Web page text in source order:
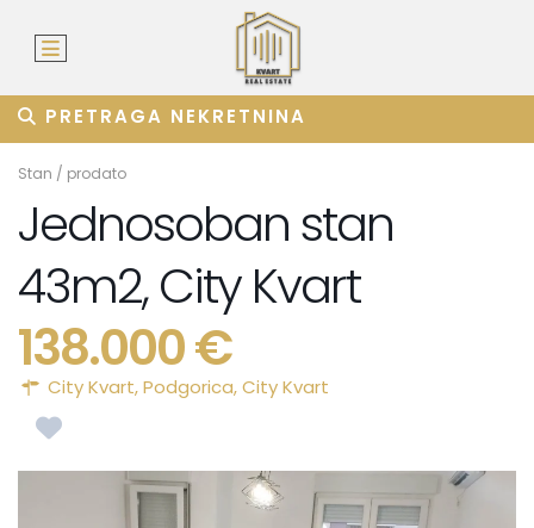
PRETRAGA NEKRETNINA
Stan / prodato
Jednosoban stan
43m2, City Kvart
138.000 €
City Kvart,Podgorica,City Kvart